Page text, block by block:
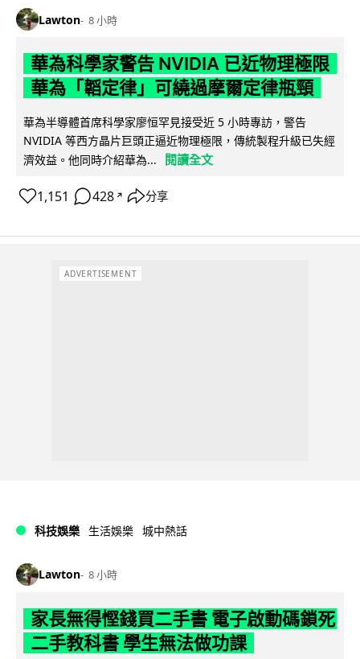
Lawton 8 小時
華為科學家警告 NVIDIA 已近物理極限
華為「韜定律」可繞過摩爾定律瓶頸
華為半導體首席科學家廖恒罕見接受近 5 小時專訪，警告
NVIDIA 等西方晶片巨頭正逼近物理極限，傳統製程升級已失經
濟效益。他同時介紹華為...
閱讀全文
1,151 428 ↗ 分享
ADVERTISEMENT
科技娛樂 生活娛樂 城中熱話
Lawton 8 小時
家長無得慳錢買二手書 電子啟動碼鎖死
二手教科書 學生無法做功課